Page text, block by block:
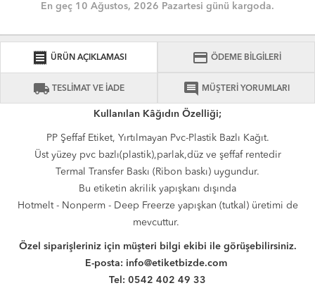
En geç 10 Ağustos, 2026 Pazartesi günü kargoda.
receipt ÜRÜN AÇIKLAMASI credit_card ÖDEME BİLGİLERİ
local_shipping TESLİMAT VE İADE comment MÜŞTERİ YORUMLARI
Kullanılan Kâğıdın Özelliği;
PP Şeffaf Etiket, Yırtılmayan Pvc-Plastik Bazlı Kağıt.
Üst yüzey pvc bazlı(plastik),parlak,düz ve şeffaf rentedir
Termal Transfer Baskı (Ribon baskı) uygundur.
Bu etiketin akrilik yapışkanı dışında
Hotmelt - Nonperm - Deep Freerze yapışkan (tutkal) üretimi de
mevcuttur.
Özel siparişleriniz için müşteri bilgi ekibi ile görüşebilirsiniz.
E-posta: info@etiketbizde.com
Tel: 0542 402 49 33